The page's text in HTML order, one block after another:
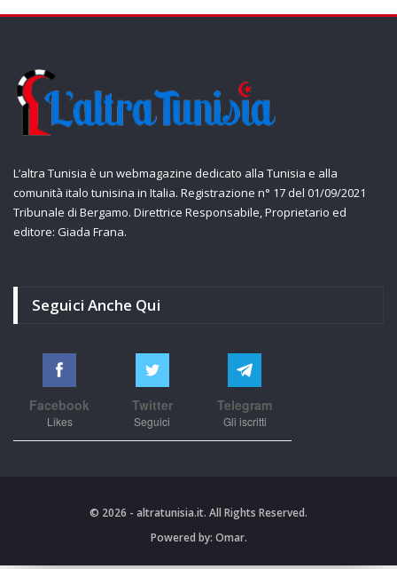
L’altra Tunisia è un webmagazine dedicato alla Tunisia e alla
comunità italo tunisina in Italia. Registrazione n° 17 del 01/09/2021
Tribunale di Bergamo. Direttrice Responsabile, Proprietario ed
editore: Giada Frana.
Seguici Anche Qui
Facebook
Likes
Twitter
Seguici
Telegram
Gli iscritti
© 2026 - altratunisia.it. All Rights Reserved.
Powered by: Omar.